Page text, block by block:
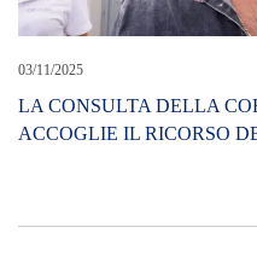
03/11/2025
LA CONSULTA DELLA
ACCOGLIE IL RICORSO